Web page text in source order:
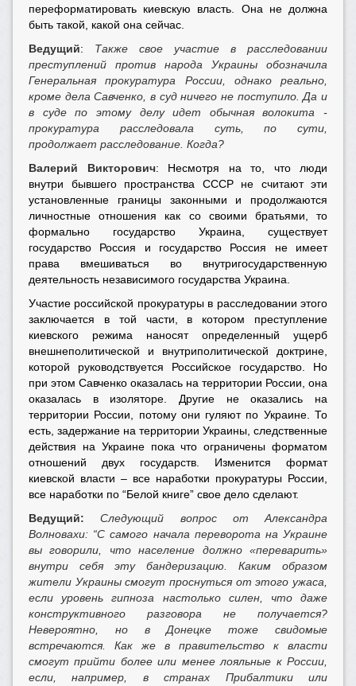
переформатировать киевскую власть. Она не должна
быть такой, какой она сейчас.
Ведущий: Также свое участие в расследовании
преступлений против народа Украины обозначила
Генеральная прокуратура России, однако реально,
кроме дела Савченко, в суд ничего не поступило. Да и
в суде по этому делу идет обычная волокита -
прокуратура расследовала суть, по сути,
продолжает расследование. Когда?
Валерий Викторович: Несмотря на то, что люди
внутри бывшего пространства СССР не считают эти
установленные границы законными и продолжаются
личностные отношения как со своими братьями, то
формально государство Украина, существует
государство Россия и государство Россия не имеет
права вмешиваться во внутригосударственную
деятельность независимого государства Украина.
Участие российской прокуратуры в расследовании этого
заключается в той части, в котором преступление
киевского режима наносят определенный ущерб
внешнеполитической и внутриполитической доктрине,
которой руководствуется Российское государство. Но
при этом Савченко оказалась на территории России, она
оказалась в изоляторе. Другие не оказались на
территории России, потому они гуляют по Украине. То
есть, задержание на территории Украины, следственные
действия на Украине пока что ограничены форматом
отношений двух государств. Изменится формат
киевской власти – все наработки прокуратуры России,
все наработки по “Белой книге” свое дело сделают.
Ведущий:
Следующий вопрос от Александра
Волновахи: “С самого начала переворота на Украине
вы говорили, что население должно «переварить»
внутри себя эту бандеризацию. Каким образом
жители Украины смогут проснуться от этого ужаса,
если уровень гипноза настолько силен, что даже
конструктивного разговора не получается?
Невероятно, но в Донецке тоже свидомые
встречаются. Как же в правительство к власти
смогут прийти более или менее лояльные к России,
если, например, в странах Прибалтики или